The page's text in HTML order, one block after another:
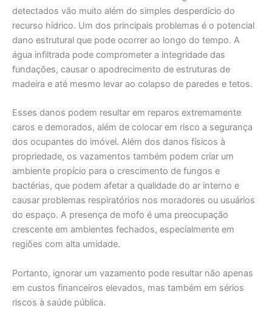
detectados vão muito além do simples desperdício do
recurso hídrico. Um dos principais problemas é o potencial
dano estrutural que pode ocorrer ao longo do tempo. A
água infiltrada pode comprometer a integridade das
fundações, causar o apodrecimento de estruturas de
madeira e até mesmo levar ao colapso de paredes e tetos.
Esses danos podem resultar em reparos extremamente
caros e demorados, além de colocar em risco a segurança
dos ocupantes do imóvel. Além dos danos físicos à
propriedade, os vazamentos também podem criar um
ambiente propício para o crescimento de fungos e
bactérias, que podem afetar a qualidade do ar interno e
causar problemas respiratórios nos moradores ou usuários
do espaço. A presença de mofo é uma preocupação
crescente em ambientes fechados, especialmente em
regiões com alta umidade.
Portanto, ignorar um vazamento pode resultar não apenas
em custos financeiros elevados, mas também em sérios
riscos à saúde pública.